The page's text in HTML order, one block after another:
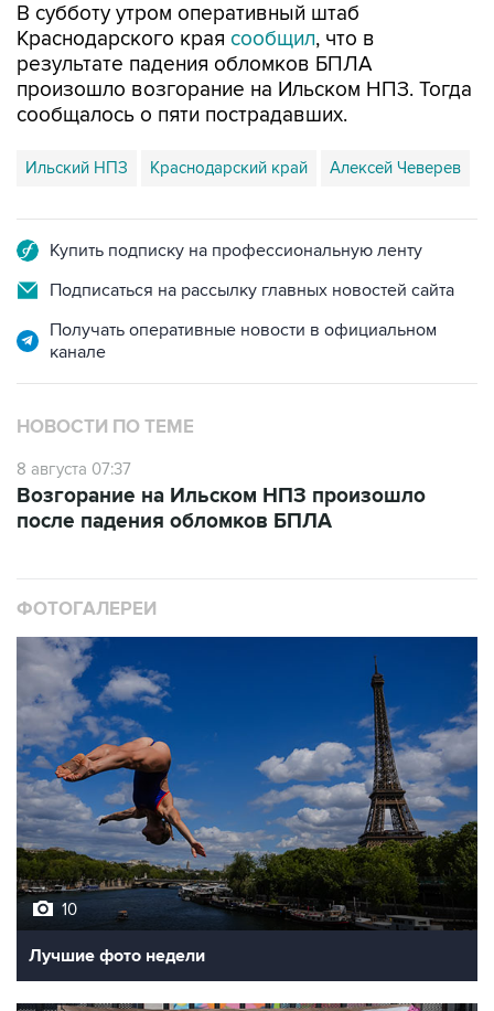
В субботу утром оперативный штаб
Краснодарского края сообщил, что в
результате падения обломков БПЛА
произошло возгорание на Ильском НПЗ. Тогда
сообщалось о пяти пострадавших.
Ильский НПЗ Краснодарский край Алексей Чеверев
Купить подписку на профессиональную ленту
Подписаться на рассылку главных новостей сайта
Получать оперативные новости в официальном
канале
НОВОСТИ ПО ТЕМЕ
8 августа 07:37
Возгорание на Ильском НПЗ произошло
после падения обломков БПЛА
ФОТОГАЛЕРЕИ
10
Лучшие фото недели